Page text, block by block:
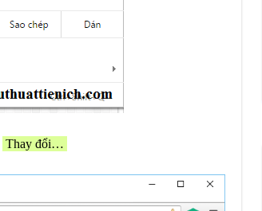
Thay đổi…